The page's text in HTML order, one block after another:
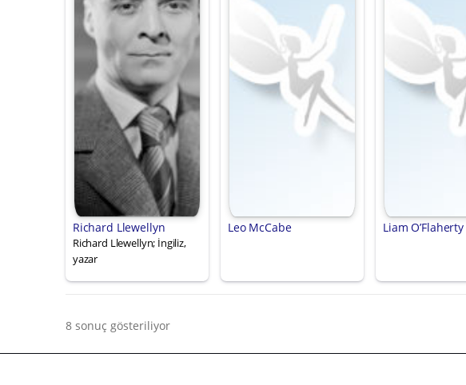
Richard Llewellyn
Richard Llewellyn; İngiliz,
yazar
Leo McCabe Liam O’Flaherty
8 sonuç gösteriliyor